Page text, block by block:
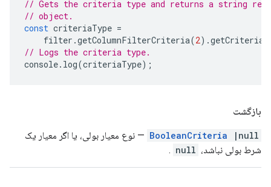
// Gets the criteria type and returns a string
// object.
const criteriaType =
filter .getColumnFilterCriteria(2).
// Logs the criteria type.
console. log(criteriaType);
بازگشت
BooleanCriteria |null
— نوع معیار بولی، یا اگر معیار یک
شرط بولی نباشد، null
.